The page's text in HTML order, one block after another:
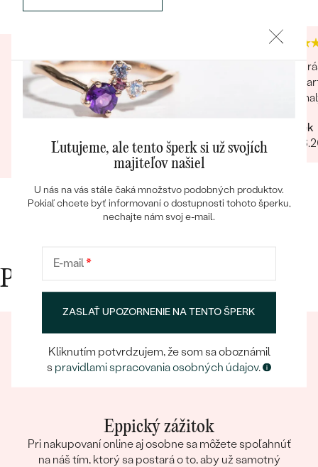
Bestsellery
Krásny milý náhrdelník s príbehom. Ponuka
výberu krabičky, balenia.... je milým
prekvapením, plus ešte ďalší bonus prianie.
Úžasné! Ešte som sa s takým niečím nestretla...
Zobraziť celú recenziu
Marek
Prečo nakupovať v Eppi
Eppický zážitok
Pri nakupovaní online aj osobne sa môžete spoľahnúť
na náš tím, ktorý sa postará o to, aby už samotný
Ľutujeme, ale tento šperk si už svojích
majiteľov našiel
U nás na vás stále čaká množstvo podobných produktov.
Pokiaľ chcete byť informovaní o dostupnosti tohoto šperku,
nechajte nám svoj e-mail.
E-mail*
ZASLAŤ UPOZORNENIE NA TENTO ŠPERK
Kliknutím potvrdzujem, že som sa oboznámil
s pravidlami spracovania osobných údajov.